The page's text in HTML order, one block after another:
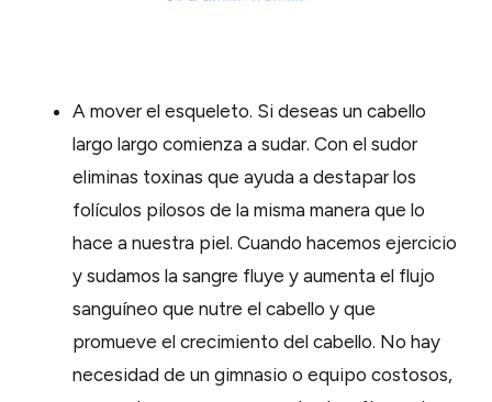
A mover el esqueleto. Si deseas un cabello
largo largo comienza a sudar. Con el sudor
eliminas toxinas que ayuda a destapar los
folículos pilosos de la misma manera que lo
hace a nuestra piel. Cuando hacemos ejercicio
y sudamos la sangre fluye y aumenta el flujo
sanguíneo que nutre el cabello y que
promueve el crecimiento del cabello. No hay
necesidad de un gimnasio o equipo costosos,